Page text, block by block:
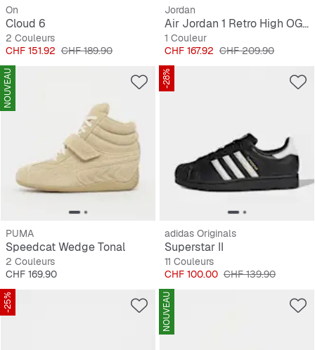
On
Cloud 6
2 Couleurs
Prix
CHF 151.92 Prix original
CHF 189.90
Jordan
Air Jordan 1 Retro High OG "Love The Game"
1 Couleur
Prix
CHF 167.92 Prix original
CHF 209.90
NOUVEAU
PUMA
Speedcat Wedge Tonal
2 Couleurs
Prix
CHF 169.90
-28%
adidas Originals
Superstar II
11 Couleurs
Prix
CHF 100.00 Prix original
CHF 139.90
-25% NOUVEAU